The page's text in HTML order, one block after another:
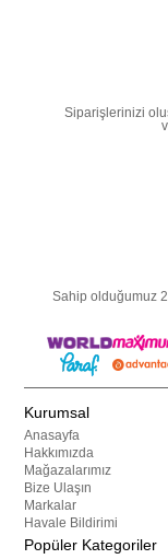
Siparişlerinizi
Sahip olduğumuz
Kurumsal
Anasayfa
Hakkımızda
Mağazalarımız
Bize Ulaşın
Markalar
Havale Bildirimi
Popüler Kategoriler